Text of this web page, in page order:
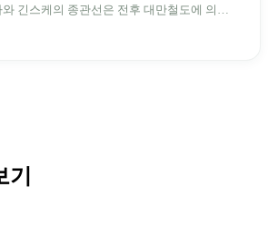
긴스케의 종관선은 전후 대만철도에 의해
. 세대마다 앞선 세대의 기록을 주석으로 밀
코 세대에 이르러서야 원주민 지명이 다시 철